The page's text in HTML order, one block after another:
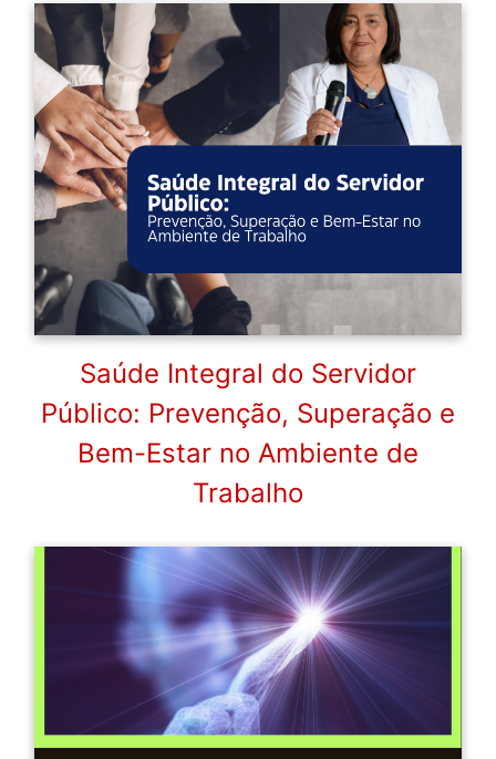
Saúde Integral do Servidor
Público: Prevenção, Superação e
Bem-Estar no Ambiente de
Trabalho